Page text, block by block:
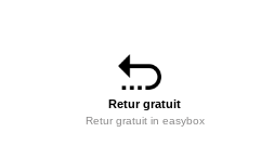
Retur gratuit
Retur gratuit in easybox